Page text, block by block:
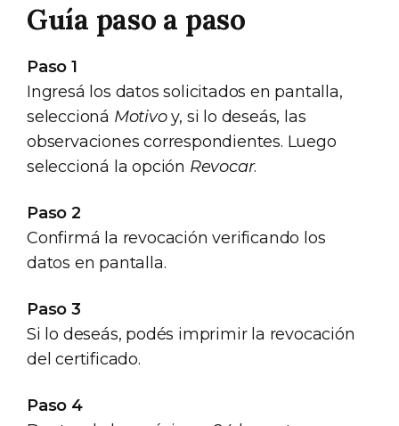
Guía paso a paso
Paso 1
Ingresá los datos solicitados en pantalla,
seleccioná Motivoy, si lo deseás, las
observaciones correspondientes. Luego
seleccioná la opción Revocar.
Paso 2
Confirmá la revocación verificando los
datos en pantalla.
Paso 3
Si lo deseás, podés imprimir la revocación
del certificado.
Paso 4